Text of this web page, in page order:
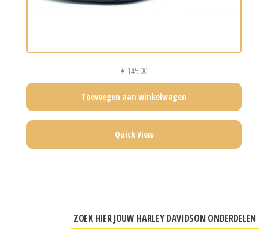
€145,00
Toevoegen aan winkelwagen
Quick View
ZOEK HIER JOUW HARLEY DAVIDSON ONDERDELEN